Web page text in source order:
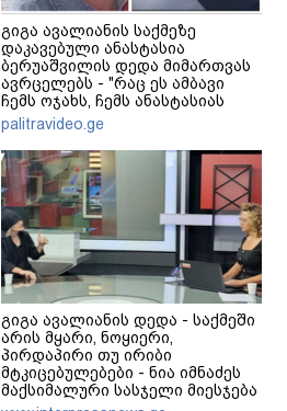
გიგა ავალიანის საქმეზე
დაკავებული ანასტასია
ბერუაშვილის დედა მიმართვას
ავრცელებს - "რაც ეს ამბავი
ჩემს ოჯახს, ჩემს ანასტასიას
გადახდა თავს, მის მერე მე მე
არ ვარ"
palitravideo.ge
გიგა ავალიანის დედა - საქმეში
არის მყარი, ნოყიერი,
პირდაპირი თუ ირიბი
მტკიცებულებები - ნია იმნაძეს
მაქსიმალური სასჯელი მიესჯება